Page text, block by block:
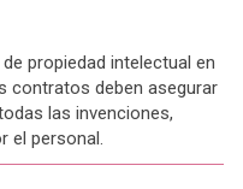
propiedad intelectual en
contratos deben asegurar
las invenciones,
el personal.